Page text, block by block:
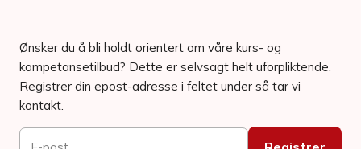
Ønsker du å bli holdt orientert om våre kurs- og
kompetansetilbud? Dette er selvsagt helt uforpliktende.
Registrer din epost-adresse i feltet under så tar vi
kontakt.